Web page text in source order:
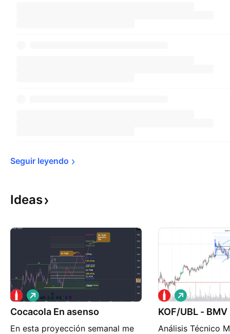
Seguir leyendo
Ideas
Cocacola En asenso
En esta proyección semanal me
L
a
r
o
KOF/UBL - BMV
Análisis Técnico
L
a
r
o